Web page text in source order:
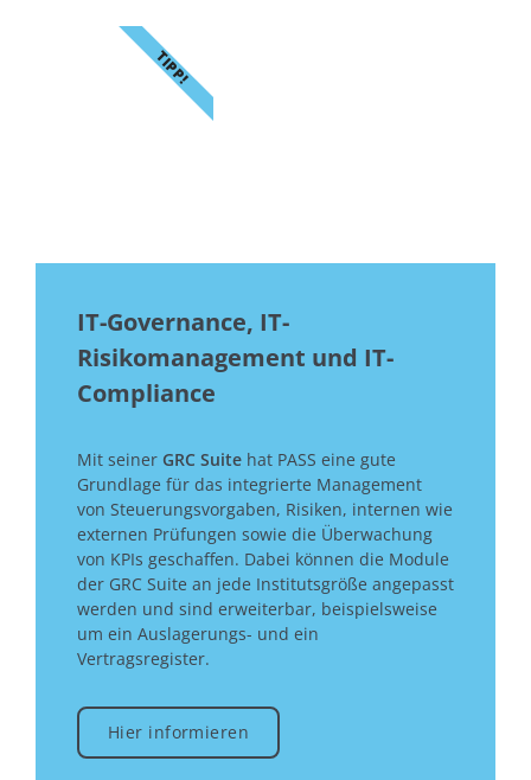
IT-Governance, IT-
Risikomanagement und IT-
Compliance
Mit seiner GRC Suite hat PASS eine gute
Grundlage für das integrierte Management
von Steuerungsvorgaben, Risiken, internen wie
externen Prüfungen sowie die Überwachung
von KPIs geschaffen. Dabei können die Module
der GRC Suite an jede Institutsgröße angepasst
werden und sind erweiterbar, beispielsweise
um ein Auslagerungs- und ein
Vertragsregister.
Hier informieren
TIPP!